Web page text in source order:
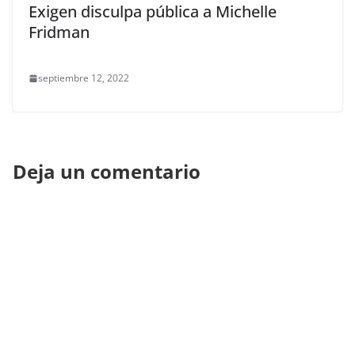
Exigen disculpa pública a Michelle
Fridman
septiembre 12, 2022
Deja un comentario